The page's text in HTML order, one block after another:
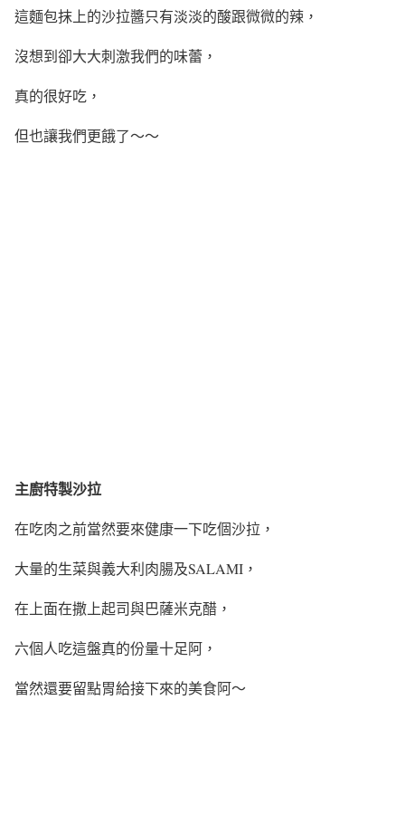
這麵包抹上的沙拉醬只有淡淡的酸跟微微的辣，
沒想到卻大大刺激我們的味蕾，
真的很好吃，
但也讓我們更餓了～～
主廚特製沙拉
在吃肉之前當然要來健康一下吃個沙拉，
大量的生菜與義大利肉腸及SALAMI，
在上面在撒上起司與巴薩米克醋，
六個人吃這盤真的份量十足阿，
當然還要留點胃給接下來的美食阿～